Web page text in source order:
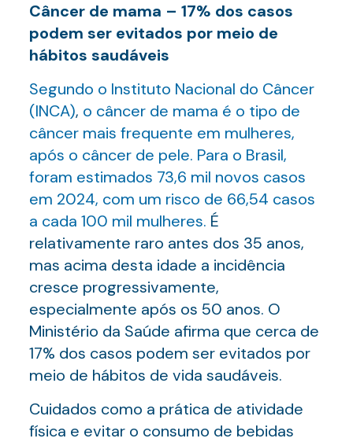
Câncer de mama – 17% dos casos
podem ser evitados por meio de
hábitos saudáveis
Segundo o Instituto Nacional do Câncer
(INCA), o câncer de mama é o tipo de
câncer mais frequente em mulheres,
após o câncer de pele. Para o Brasil,
foram estimados 73,6 mil novos casos
em 2024, com um risco de 66,54 casos
a cada 100 mil mulheres. É
relativamente raro antes dos 35 anos,
mas acima desta idade a incidência
cresce progressivamente,
especialmente após os 50 anos. O
Ministério da Saúde afirma que cerca de
17% dos casos podem ser evitados por
meio de hábitos de vida saudáveis.
Cuidados como a prática de atividade
física e evitar o consumo de bebidas